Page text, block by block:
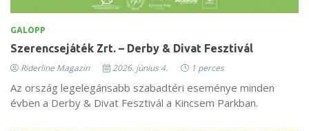
GALOPP
Szerencsejáték Zrt. – Derby & Divat Fesztivál
Riderline Magazin 2026. június 4. 1 perces
Az ország legelegánsabb szabadtéri eseménye minden
évben a Derby & Divat Fesztivál a Kincsem Parkban.